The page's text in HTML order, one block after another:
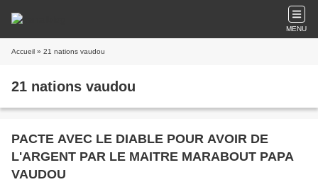
MENU
Accueil » 21 nations vaudou
21 nations vaudou
PACTE AVEC LE DIABLE POUR AVOIR DE
L'ARGENT PAR LE MAITRE MARABOUT PAPA
VAUDOU